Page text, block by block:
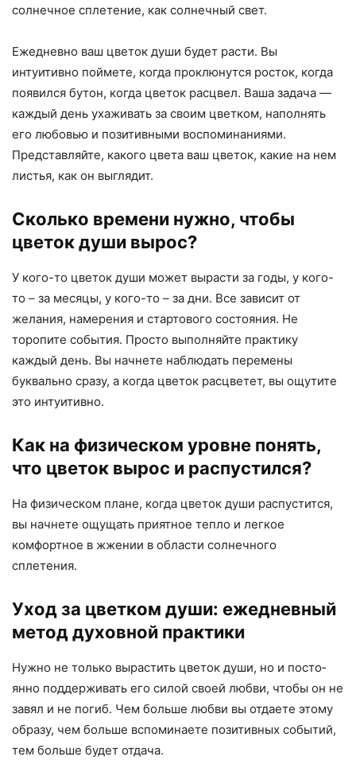
солнечное сплетение, как солнечный свет.
Ежедневно ваш цветок души будет расти. Вы
интуитивно поймете, когда проклюнутся росток, когда
появился бутон, когда цветок расцвел. Ваша задача —
каждый день ухаживать за своим цветком, наполнять
его любовью и позитивными воспоминаниями.
Представляйте, какого цвета ваш цветок, какие на нем
листья, как он выглядит.
Сколько времени нужно, чтобы
цветок души вырос?
У кого-то цветок души может вырасти за годы, у кого-
то – за месяцы, у кого-то – за дни. Все зависит от
желания, намерения и стартового состояния. Не
торопите события. Просто выполняйте практику
каждый день. Вы начнете наблюдать перемены
буквально сразу, а когда цветок расцветет, вы ощутите
это интуитивно.
Как на физическом уровне понять,
что цветок вырос и распустился?
На физическом плане, когда цветок души распустится,
вы начнете ощущать приятное тепло и легкое
комфортное в жжении в области солнечного
сплетения.
Уход за цветком души: ежедневный
метод духовной практики
Нужно не только вырастить цветок души, но и посто­
янно поддерживать его силой своей любви, чтобы он не
завял и не погиб. Чем больше люб­ви вы отдаете этому
образу, чем больше вспоминаете позитивных событий,
тем больше будет отдача.